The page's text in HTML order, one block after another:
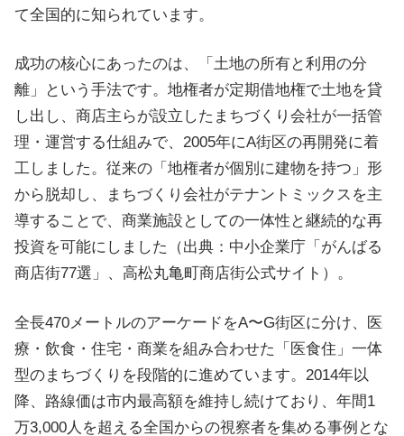
て全国的に知られています。
成功の核心にあったのは、「土地の所有と利用の分
離」という手法です。地権者が定期借地権で土地を貸
し出し、商店主らが設立したまちづくり会社が一括管
理・運営する仕組みで、2005年にA街区の再開発に着
工しました。従来の「地権者が個別に建物を持つ」形
から脱却し、まちづくり会社がテナントミックスを主
導することで、商業施設としての一体性と継続的な再
投資を可能にしました（出典：中小企業庁「がんばる
商店街77選」、高松丸亀町商店街公式サイト）。
全長470メートルのアーケードをA〜G街区に分け、医
療・飲食・住宅・商業を組み合わせた「医食住」一体
型のまちづくりを段階的に進めています。2014年以
降、路線価は市内最高額を維持し続けており、年間1
万3,000人を超える全国からの視察者を集める事例とな